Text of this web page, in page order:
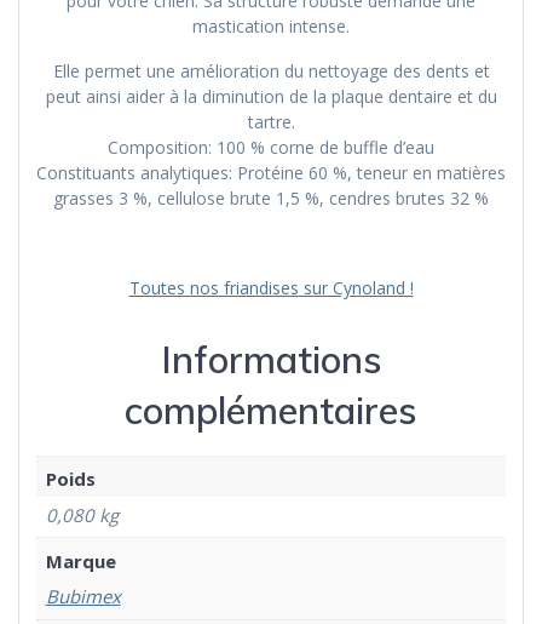
mastication intense.
Elle permet une amélioration du nettoyage des dents et
peut ainsi aider à la diminution de la plaque dentaire et du
tartre.
Composition: 100 % corne de buffle d’eau
Constituants analytiques: Protéine 60 %, teneur en matières
grasses 3 %, cellulose brute 1,5 %, cendres brutes 32 %
Toutes nos friandises sur Cynoland !
Informations
complémentaires
Poids
0,080 kg
Marque
Bubimex